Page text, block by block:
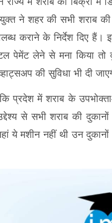
ने शहर की सभी शराब
कराने के निर्देश दिए हैं।
पेमेंट लेने से मना किया तो
की सुविधा भी दी
प्रदेश में शराब के
से सभी शराब की
ये मशीन नहीं थी उन